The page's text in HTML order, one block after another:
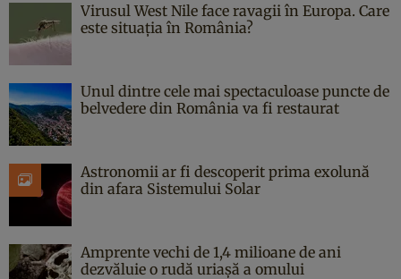
Virusul West Nile face ravagii în Europa. Care
este situația în România?
Unul dintre cele mai spectaculoase puncte de
belvedere din România va fi restaurat
Astronomii ar fi descoperit prima exolună
din afara Sistemului Solar
Amprente vechi de 1,4 milioane de ani
dezvăluie o rudă uriașă a omului